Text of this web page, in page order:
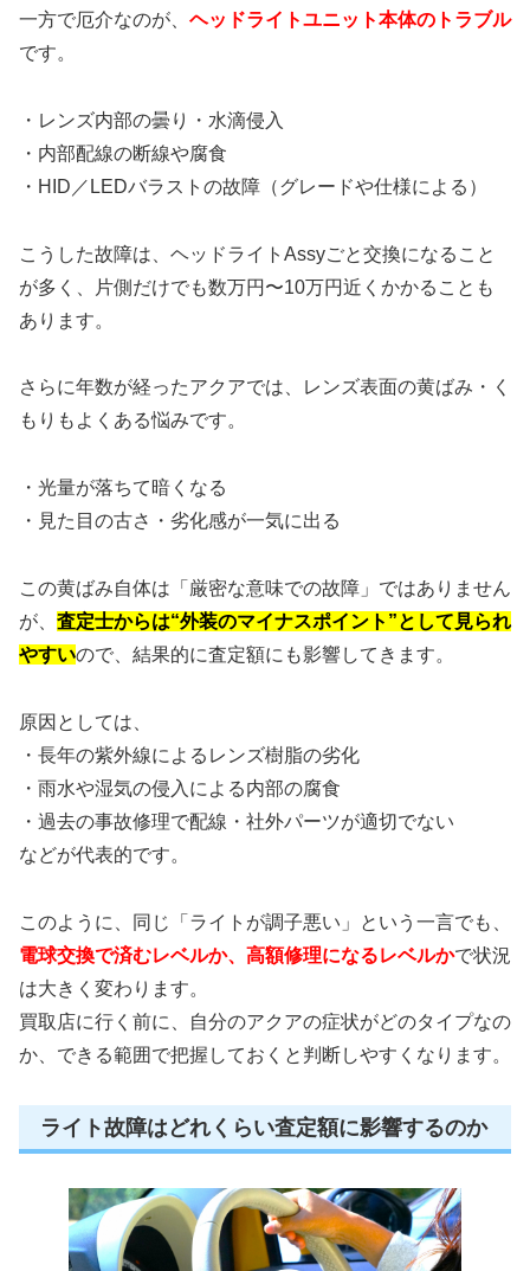
一方で厄介なのが、 ヘッドライトユニット本体のトラブル
です。
・レンズ内部の曇り・水滴侵入
・内部配線の断線や腐食
・HID／LEDバラストの故障（グレードや仕様による）
こうした故障は、ヘッドライトAssyごと交換になること
が多く、片側だけでも数万円〜10万円近くかかることも
あります。
さらに年数が経ったアクアでは、レンズ表面の黄ばみ・く
もりもよくある悩みです。
・光量が落ちて暗くなる
・見た目の古さ・劣化感が一気に出る
この黄ばみ自体は「厳密な意味での故障」ではありません
が、 査定士からは“外装のマイナスポイント”として見られ
やすいので、結果的に査定額にも影響してきます。
原因としては、
・長年の紫外線によるレンズ樹脂の劣化
・雨水や湿気の侵入による内部の腐食
・過去の事故修理で配線・社外パーツが適切でない
などが代表的です。
このように、同じ「ライトが調子悪い」という一言でも、
電球交換で済むレベルか、高額修理になるレベルかで状況
は大きく変わります。
買取店に行く前に、自分のアクアの症状がどのタイプなの
か、できる範囲で把握しておくと判断しやすくなります。
ライト故障はどれくらい査定額に影響するのか